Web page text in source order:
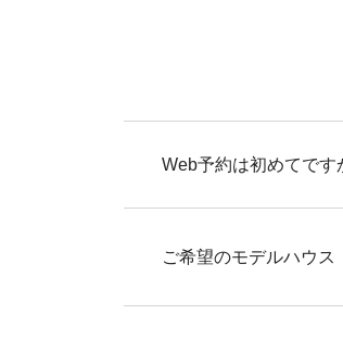
Web予約は初めてです
ご希望のモデルハウス